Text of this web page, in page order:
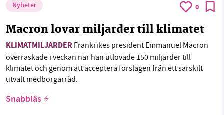
Nyheter 0
Macron lovar miljarder till klimatet
KLIMATMILJARDER Frankrikes president Emmanuel Macron
överraskade i veckan när han utlovade 150 miljarder till
klimatet och genom att acceptera förslagen från ett särskilt
utvalt medborgarråd.
Snabbläs
Läs vad vi vill göra